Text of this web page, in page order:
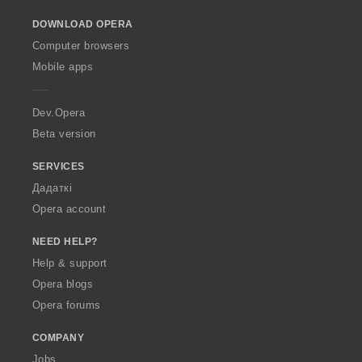
w
O
p
a
DOWNLOAD OPERA
Computer browsers
Mobile apps
Dev.Opera
Beta version
SERVICES
Дадаткі
Opera account
NEED HELP?
Help & support
Opera blogs
Opera forums
COMPANY
Jobs